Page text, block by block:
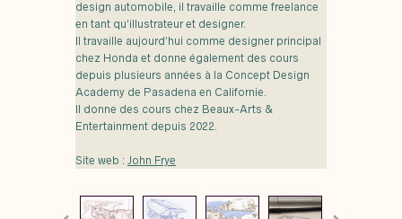
design automobile, il travaille comme freelance
en tant qu’illustrateur et designer.
Il travaille aujourd’hui comme designer principal
chez Honda et donne également des cours
depuis plusieurs années à la Concept Design
Academy de Pasadena en Californie.
Il donne des cours chez Beaux-Arts &
Entertainment depuis 2022.
Site web : John Frye